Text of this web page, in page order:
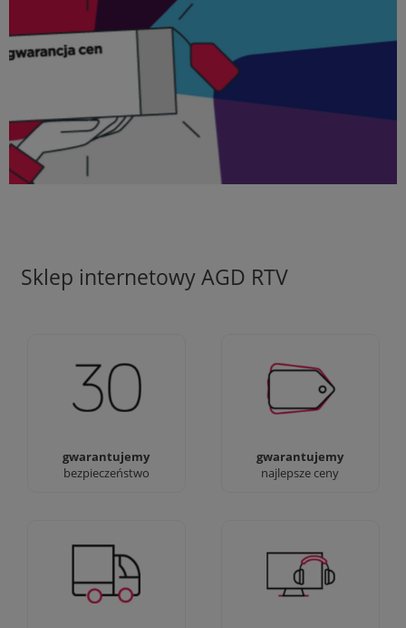
Sklep internetowy AGD RTV
gwarantujemy
bezpieczeństwo
Jesteśmy firmą z 30-
gwarantujemy
najlepsze ceny
Ciężko pracujemy aby
zapewnić najlepsze
90% dostaw następnego
dnia, bez dopłat!
Jesteśmy prawdziwi :)
możesz przyjść i